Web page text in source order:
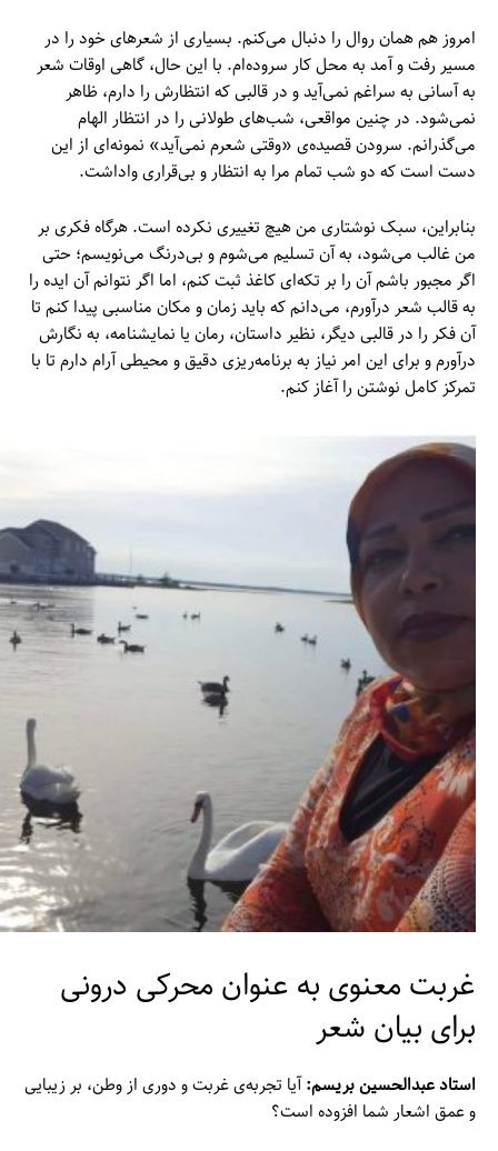
امروز هم همان روال را دنبال می‌کنم. بسیاری از شعرهای خود را در
مسیر رفت و آمد به محل کار سروده‌ام. با این حال، گاهی اوقات شعر
به آسانی به سراغم نمی‌آید و در قالبی که انتظارش را دارم، ظاهر
نمی‌شود. در چنین مواقعی، شب‌های طولانی را در انتظار الهام
می‌گذرانم. سرودن قصیده‌ی «وقتی شعرم نمی‌آید» نمونه‌ای از این
دست است که دو شب تمام مرا به انتظار و بی‌قراری واداشت.
بنابراین، سبک نوشتاری من هیچ تغییری نکرده است. هرگاه فکری بر
من غالب می‌شود، به آن تسلیم می‌شوم و بی‌درنگ می‌نویسم؛ حتی
اگر مجبور باشم آن را بر تکه‌ای کاغذ ثبت کنم، اما اگر نتوانم آن ایده را
به قالب شعر درآورم، می‌دانم که باید زمان و مکان مناسبی پیدا کنم تا
آن فکر را در قالبی دیگر، نظیر داستان، رمان یا نمایشنامه، به نگارش
درآورم و برای این امر نیاز به برنامه‌ریزی دقیق و محیطی آرام دارم تا با
تمرکز کامل نوشتن را آغاز کنم.
غربت معنوی به عنوان محرکی درونی
برای بیان شعر
استادعبدالحسین بریسم:آیا تجربه‌ی غربت و دوری از وطن، بر زیبایی
و عمق اشعار شما افزوده است؟